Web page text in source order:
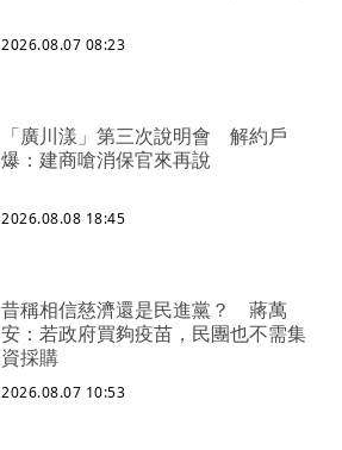
2026.08.07 08:23
「廣川漾」第三次說明會 解約戶
爆：建商嗆消保官來再說
2026.08.08 18:45
昔稱相信慈濟還是民進黨？ 蔣萬
安：若政府買夠疫苗，民團也不需集
資採購
2026.08.07 10:53